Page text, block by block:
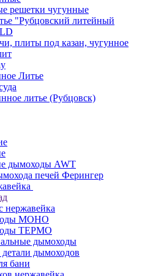
решетки чугунные
"Рубцовский литейный
плиты под казан, чугунное
Литье
литье (Рубцовск)
дымоходы AWT
печей Ферингер
нержавейка
МОНО
ТЕРМО
дымоходы
дымоходов
бани